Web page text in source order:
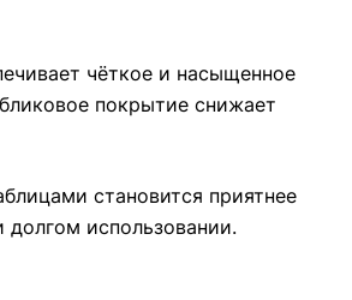
чёткое и насыщенное
покрытие снижает
становится приятнее
долгом использовании.